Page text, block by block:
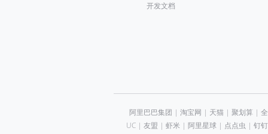
开发文档
阿里巴巴集团 | 淘宝网 | 天猫| 聚划算 |
UC| 友盟 | 虾米 | 阿里星球| 点点虫 | 钉钉